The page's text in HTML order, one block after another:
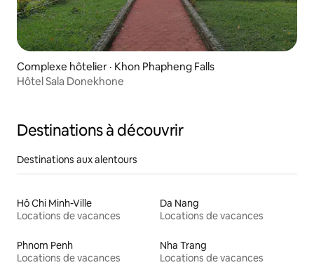
Complexe hôtelier · Khon Phapheng Falls
Hôtel Sala Donekhone
Destinations à découvrir
Destinations aux alentours
Hô Chi Minh-Ville
Locations de vacances
Da Nang
Locations de vacances
Phnom Penh
Locations de vacances
Nha Trang
Locations de vacances